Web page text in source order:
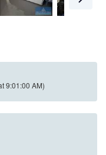
9:01:00 AM)